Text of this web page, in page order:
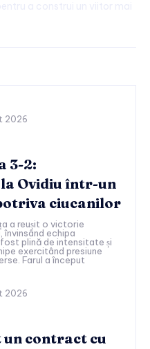
2026
3-2:
Ovidiu într-un
ciucanilor
a reușit o victorie
învinsând echipa
plină de intensitate și
exercitând presiune
Farul a început
2026
un contract cu